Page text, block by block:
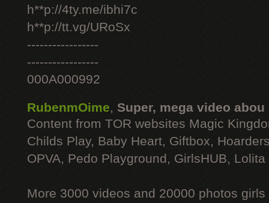
h**p://4ty.me/ibhi7c
h**p://tt.vg/URoSx
-----------------
-----------------
000A000992
RubenmOime, Super, mega video abou
Content from TOR websites Magic
Childs Play, Baby Heart, Giftbox,
OPVA, Pedo Playground, GirlsHUB, Lolita
More 3000 videos and 20000 photos